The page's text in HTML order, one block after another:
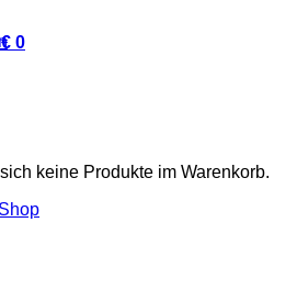
€ 0
keine Produkte im Warenkorb.